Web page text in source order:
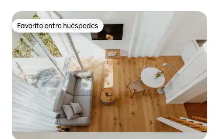
Favorito entre huéspedes
Favorito entre huéspedes